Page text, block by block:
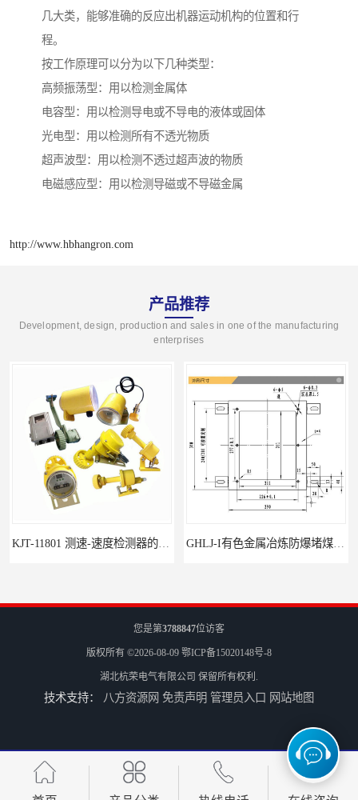
几大类，能够准确的反应出机器运动机构的位置和行
程。
按工作原理可以分为以下几种类型：
高频振荡型：用以检测金属体
电容型：用以检测导电或不导电的液体或固体
光电型：用以检测所有不透光物质
超声波型：用以检测不透过超声波的物质
电磁感应型：用以检测导磁或不导磁金属
http://www.hbhangron.com
产品推荐
Development, design, production and sales in one of the manufacturing
enterprises
GCDH-W 皮带打滑开关在港口码头的应用
您是第3788847位访客
版权所有 ©2026-08-09 鄂ICP备15020148号-8
湖北杭荣电气有限公司 保留所有权利.
技术支持： 八方资源网 免责声明 管理员入口 网站地图